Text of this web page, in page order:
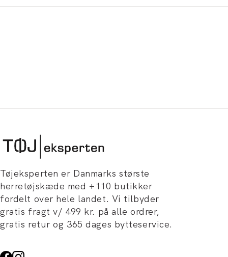
Tøjeksperten er Danmarks største
herretøjskæde med +110 butikker
fordelt over hele landet. Vi tilbyder
gratis fragt v/ 499 kr. på alle ordrer,
gratis retur og 365 dages bytteservice.